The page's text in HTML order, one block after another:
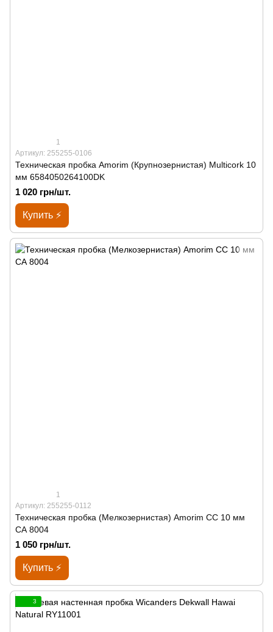
1
Артикул: 255255-0106
Техническая пробка Amorim (Крупнозернистая) Multicork 10
мм 6584050264100DK
1 020 грн/шт.
Купить ⚡
1
Артикул: 255255-0112
Техническая пробка (Мелкозернистая) Amorim CC 10 мм
СА 8004
1 050 грн/шт.
Купить ⚡
3